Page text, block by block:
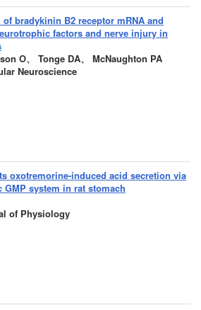
bradykinin B2 receptor mRNA and
factors and nerve injury in
O、 Tonge DA、 McNaughton PA
Neuroscience
oxotremorine-induced acid secretion via
GMP system in rat stomach
of Physiology